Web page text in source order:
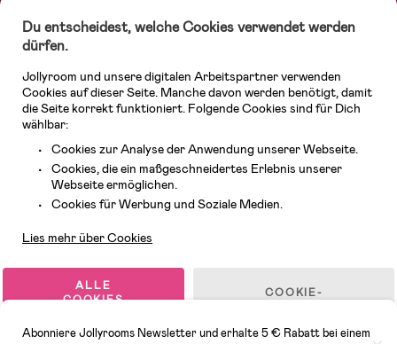
Autositze, Kinder- und Babymode, Produkte für Mütter und eine Menge
fantastischer Einrichtungsgegenstände, Spielsachen, Babyprodukte und
vieles mehr. Wir haben Produkte von bekannten Herstellern wie Britax, Maxi-
Avent, Jack Wolfskin, Cybex, LEGO und vielen mehr. Schau Dich um in
unserer vielfältigen Online-Boutique für Kinder & Babys. Willkommen!
© 2026 Jollyroom GmbH. Alle Rechte vorbehalten.
Abonniere Jollyrooms Newsletter und erhalte 5 € Rabatt bei einem
Du entscheidest, welche Cookies verwendet werden
dürfen.
Jollyroom und unsere digitalen Arbeitspartner verwenden
Cookies auf dieser Seite. Manche davon werden benötigt, damit
die Seite korrekt funktioniert. Folgende Cookies sind für Dich
wählbar:
Cookies zur Analyse der Anwendung unserer Webseite.
Cookies, die ein maßgeschneidertes Erlebnis unserer
Webseite ermöglichen.
Cookies für Werbung und Soziale Medien.
Lies mehr über Cookies
ALLE
COOKIES
COOKIE-